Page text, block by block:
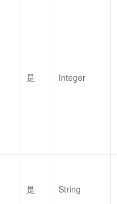
是 Integer
是 String